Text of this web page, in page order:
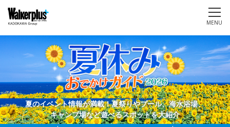
MENU
夏のイベント情報が満載！夏祭りやプール、海水浴場、
キャンプ場など遊べるスポットを大紹介